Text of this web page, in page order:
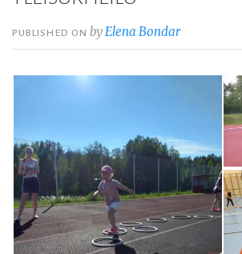
PUBLISHED ONby Elena Bondar